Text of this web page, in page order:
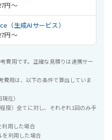
円〜
円〜
費用です。正確な見積りは連携サー
用は、以下の条件で算出していま
在）
度）全てに対し、それぞれ1回のみ手
用した場合
利用した場合